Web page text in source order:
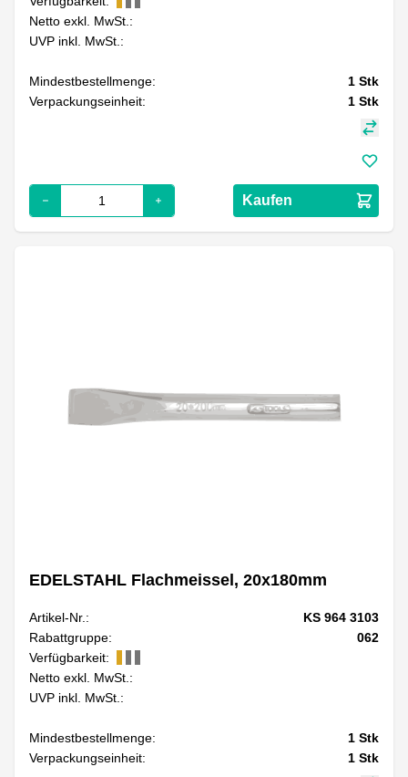
Netto exkl. MwSt.:
UVP inkl. MwSt.:
Mindestbestellmenge: 1 Stk
Verpackungseinheit:
1 Stk
Kaufen
EDELSTAHL Flachmeissel, 20x180mm
Artikel-Nr.:
KS 964 3103
Rabattgruppe:
062
Verfügbarkeit:
Netto exkl. MwSt.:
UVP inkl. MwSt.:
Mindestbestellmenge: 1 Stk
Verpackungseinheit:
1 Stk